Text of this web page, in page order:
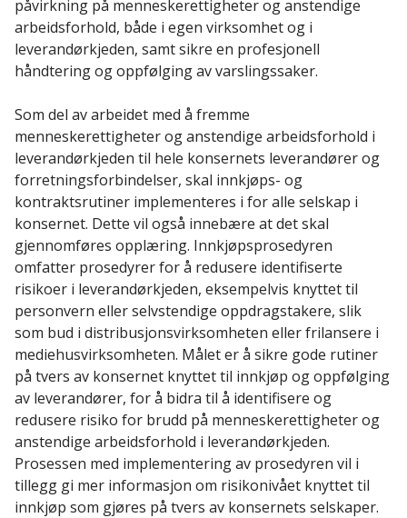
påvirkning på menneskerettigheter og anstendige
arbeidsforhold, både i egen virksomhet og i
leverandørkjeden, samt sikre en profesjonell
håndtering og oppfølging av varslingssaker.
Som del av arbeidet med å fremme
menneskerettigheter og anstendige arbeidsforhold i
leverandørkjeden til hele konsernets leverandører og
forretningsforbindelser, skal innkjøps- og
kontraktsrutiner implementeres i for alle selskap i
konsernet. Dette vil også innebære at det skal
gjennomføres opplæring. Innkjøpsprosedyren
omfatter prosedyrer for å redusere identifiserte
risikoer i leverandørkjeden, eksempelvis knyttet til
personvern eller selvstendige oppdragstakere, slik
som bud i distribusjonsvirksomheten eller frilansere i
mediehusvirksomheten. Målet er å sikre gode rutiner
på tvers av konsernet knyttet til innkjøp og oppfølging
av leverandører, for å bidra til å identifisere og
redusere risiko for brudd på menneskerettigheter og
anstendige arbeidsforhold i leverandørkjeden.
Prosessen med implementering av prosedyren vil i
tillegg gi mer informasjon om risikonivået knyttet til
innkjøp som gjøres på tvers av konsernets selskaper.